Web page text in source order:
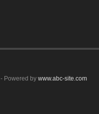
- Powered by www.abc-site.com